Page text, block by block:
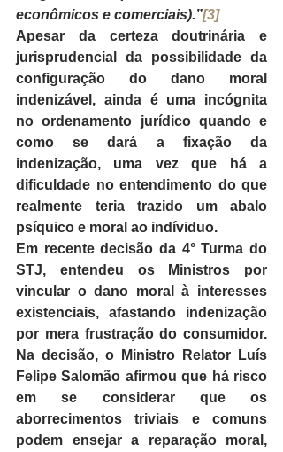
econômicos e comerciais).”[3]
Apesar da certeza doutrinária e
jurisprudencial da possibilidade da
configuração do dano moral
indenizável, ainda é uma incógnita
no ordenamento jurídico quando e
como se dará a fixação da
indenização, uma vez que há a
dificuldade no entendimento do que
realmente teria trazido um abalo
psíquico e moral ao indíviduo.
Em recente decisão da 4° Turma do
STJ, entendeu os Ministros por
vincular o dano moral à interesses
existenciais, afastando indenização
por mera frustração do consumidor.
Na decisão, o Ministro Relator Luís
Felipe Salomão afirmou que há risco
em se considerar que os
aborrecimentos triviais e comuns
podem ensejar a reparação moral,